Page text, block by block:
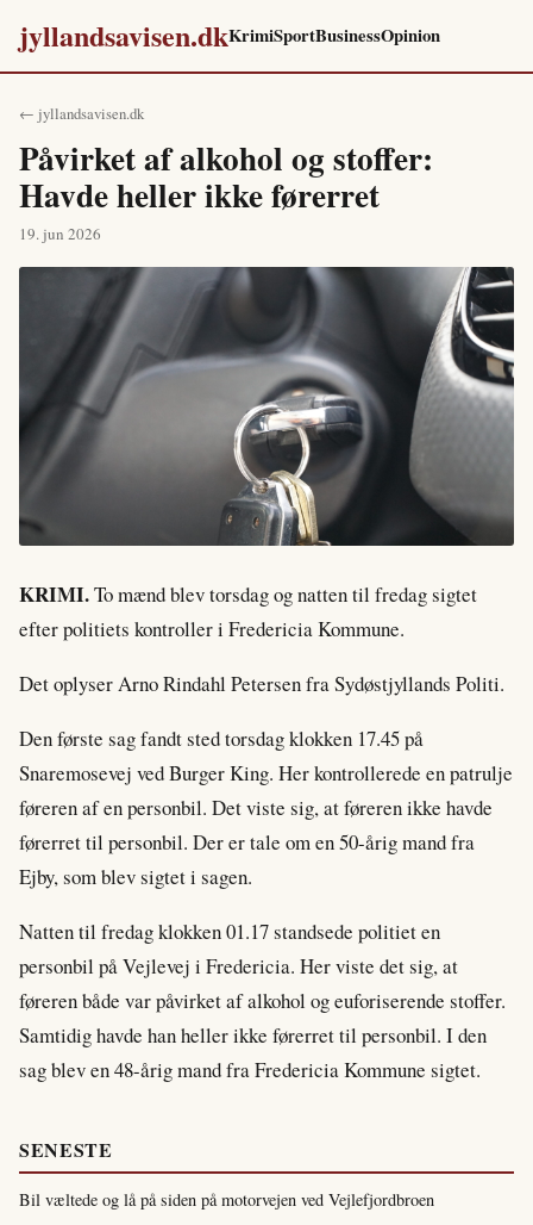
jyllandsavisen.dkKrimiSportBusinessOpinion
← jyllandsavisen.dk
Påvirket af alkohol og stoffer:
Havde heller ikke førerret
19. jun 2026
KRIMI.To mænd blev torsdag og natten til fredag sigtet
efter politiets kontroller i Fredericia Kommune.
Det oplyser Arno Rindahl Petersen fra Sydøstjyllands Politi.
Den første sag fandt sted torsdag klokken 17.45 på
Snaremosevej ved Burger King. Her kontrollerede en patrulje
føreren af en personbil. Det viste sig, at føreren ikke havde
førerret til personbil. Der er tale om en 50-årig mand fra
Ejby, som blev sigtet i sagen.
Natten til fredag klokken 01.17 standsede politiet en
personbil på Vejlevej i Fredericia. Her viste det sig, at
føreren både var påvirket af alkohol og euforiserende stoffer.
Samtidig havde han heller ikke førerret til personbil. I den
sag blev en 48-årig mand fra Fredericia Kommune sigtet.
SENESTE
Bil væltede og lå på siden på motorvejen ved Vejlefjordbroen